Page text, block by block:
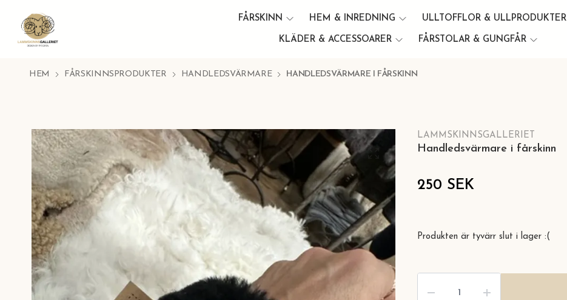
FÅRSKINN HEM & INREDNING ULLTOFFLOR & ULLPRODUKTER
KLÄDER & ACCESSOARER FÅRSTOLAR & GUNGFÅR
HEM FÅRSKINNSPRODUKTER HANDLEDSVÄRMARE HANDLEDSVÄRMARE I FÅRSKINN
LAMMSKINNSGALLERIET
Handledsvärmare i fårskinn
250 SEK
Produkten är tyvärr slut i lager :(